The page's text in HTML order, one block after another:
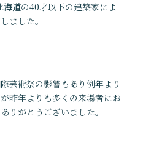
アクセスマップ
道の40才以下の建築家によ
ました。
芸術祭の影響もあり例年より
昨年よりも多くの来場者にお
りがとうございました。